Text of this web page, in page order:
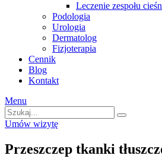
Leczenie zespołu
Podologia
Urologia
Dermatolog
Fizjoterapia
Cennik
Blog
Kontakt
Menu
Umów wizytę
Przeszczep tkanki